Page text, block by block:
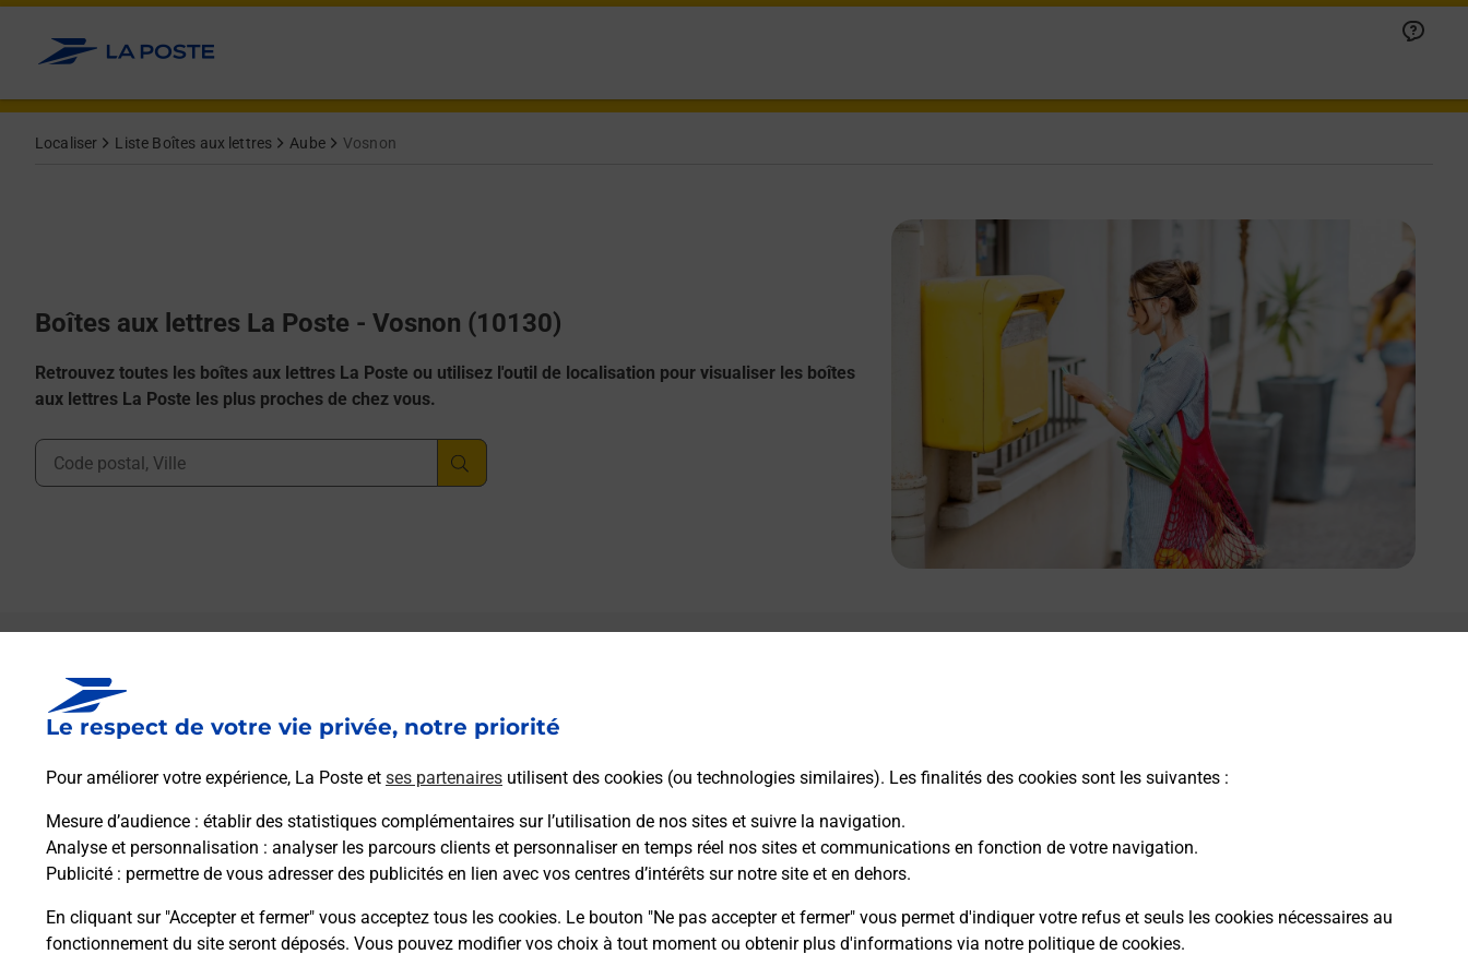
Le respect de votre vie privée, notre priorité
Pour améliorer votre expérience, La Poste et ses partenaires utilisent des cookies (ou technologies similaires). Les finalités des cookies sont les suivantes :
Mesure d’audience : établir des statistiques complémentaires sur l’utilisation de nos sites et suivre la navigation.
Analyse et personnalisation : analyser les parcours clients et personnaliser en temps réel nos sites et communications en fonction de votre navigation.
Publicité : permettre de vous adresser des publicités en lien avec vos centres d’intérêts sur notre site et en dehors.
En cliquant sur "Accepter et fermer" vous acceptez tous les cookies. Le bouton "Ne pas accepter et fermer" vous permet d'indiquer votre refus et seuls les cookies nécessaires au
fonctionnement du site seront déposés. Vous pouvez modifier vos choix à tout moment ou obtenir plus d'informations via notre politique de cookies.
Allez au contenu
Localiser Liste Boîtes aux lettres Aube Vosnon
Boîtes aux lettres La Poste - Vosnon (10130)
Retrouvez toutes les boîtes aux lettres La Poste ou utilisez l'outil de localisation pour visualiser les boîtes
aux lettres La Poste les plus proches de chez vous.
Ville, Département, Code Postal
Boîte aux lettres La Poste
Prochaine collecte du courrier lundià 08h00
4 Chemin Des Chiffalottes
Itinéraire
1 Route De Maraye